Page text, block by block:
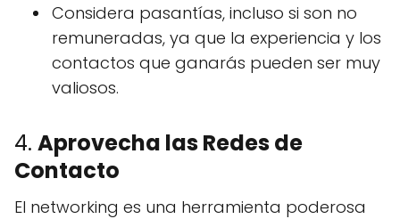
Considera pasantías, incluso si son no
remuneradas, ya que la experiencia y los
contactos que ganarás pueden ser muy
valiosos.
4. Aprovecha las Redes de
Contacto
El networking es una herramienta poderosa